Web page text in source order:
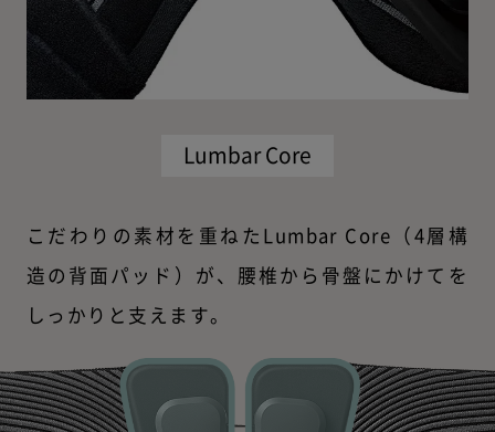
Lumbar Core
こだわりの素材を重ねたLumbar Core（4層構
造の背面パッド）が、腰椎から骨盤にかけてを
しっかりと支えます。